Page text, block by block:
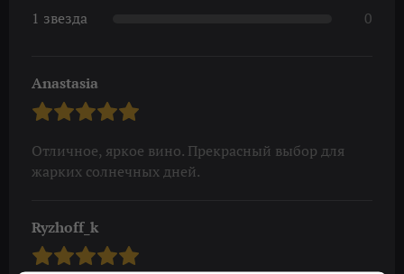
1 звезда
0
Anastasia
Отличное, яркое вино. Прекрасный выбор для
жарких солнечных дней.
Ryzhoff_k